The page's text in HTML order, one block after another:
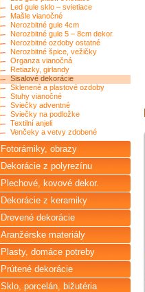
Led gule sklo – svietiace
Mašle vianočné
Nerozbitné gule 4cm
Nerozbitné gule 5 – 8cm dekor
Nerozbitné ozdoby ostatné
Nerozbitné špice, vežičky
Organza vianočná
Retiazky, girlandy
Sisalové dekorácie
Sklenené a plastové ozdoby
Stuhy vianočné
Sviečky adventné
Sviečky na podložke
Textilní anjeli
Venčeky a vetvy zdobené
Fotorámiky, obrazy
Dekorácie z polyrezínu
Plechové, kovové dekor.
Dekorácie z keramiky
Drevené dekorácie
Aranžérske materiály
Plasty, domáce potreby
Prútené dekorácie
Sklo, porcelán, bižutéria